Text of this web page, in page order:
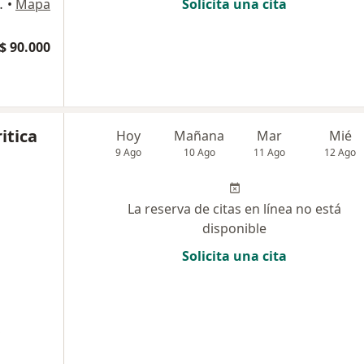
Pereira • Mapa
$ 90.000
Solicita una cita
Hoy
9 Ago
Mañana
10 Ago
Mar
11 Ago
Mié
12 Ago
La reserva de citas en línea no está
disponible
Solicita una cita